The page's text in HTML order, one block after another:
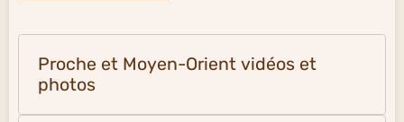
Proche et Moyen-Orient vidéos et
photos